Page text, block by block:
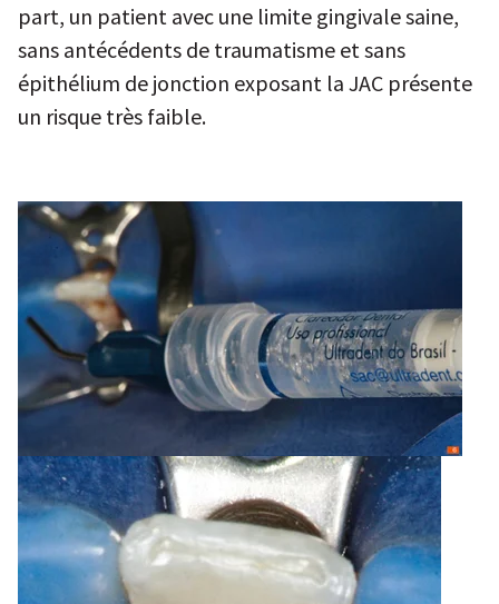
part, un patient avec une limite gingivale saine,
sans antécédents de traumatisme et sans
épithélium de jonction exposant la JAC présente
un risque très faible.